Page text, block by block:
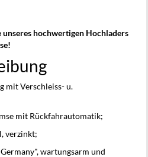
hochwertigen Hochladers
mit Verschleiss- u.
mit Rückfahrautomatik;
verzinkt;
wartungsarm und